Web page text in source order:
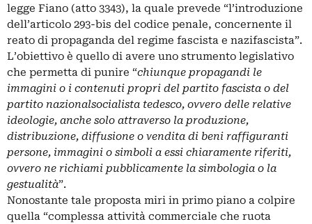
legge Fiano (atto 3343), la quale prevede “l’introduzione
dell’articolo 293-bis del codice penale, concernente il
reato di propaganda del regime fascista e nazifascista”.
L’obiettivo è quello di avere uno strumento legislativo
che permetta di punire “chiunque propagandi le
immagini o i contenuti propri del partito fascista o del
partito nazionalsocialista tedesco, ovvero delle relative
ideologie, anche solo attraverso la produzione,
distribuzione, diffusione o vendita di beni raffiguranti
persone, immagini o simboli a essi chiaramente riferiti,
ovvero ne richiami pubblicamente la simbologia o la
gestualità”.
Nonostante tale proposta miri in primo piano a colpire
quella “complessa attività commerciale che ruota